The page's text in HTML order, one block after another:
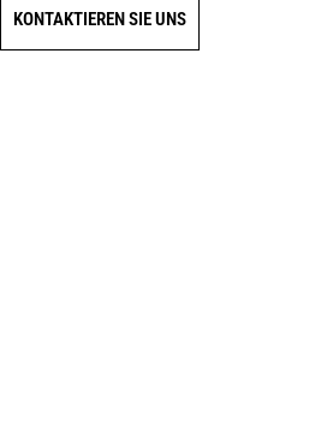
KONTAKTIEREN SIE UNS